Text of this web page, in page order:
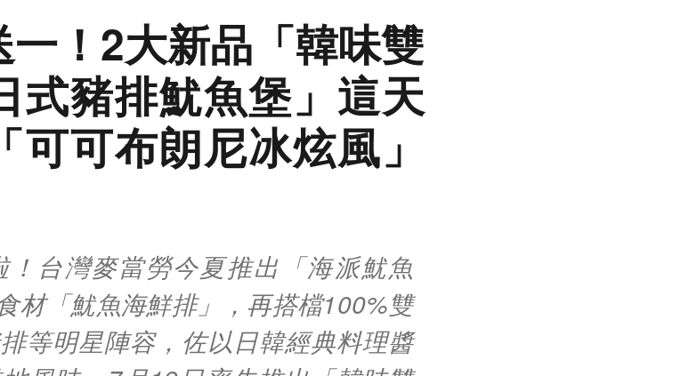
！2大新品「韓味雙
式豬排魷魚堡」這天
可布朗尼冰炫風」
台灣麥當勞今夏推出「海派魷魚
材「魷魚海鮮排」，再搭檔100%雙
等明星陣容，佐以日韓經典料理醬